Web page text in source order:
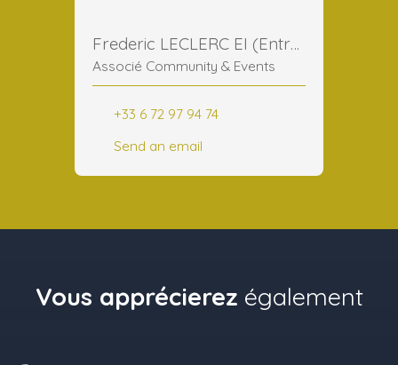
Frederic LECLERC EI (Entreprise Individuelle)
Associé Community & Events
+33 6 72 97 94 74
Send an email
Vous apprécierez également